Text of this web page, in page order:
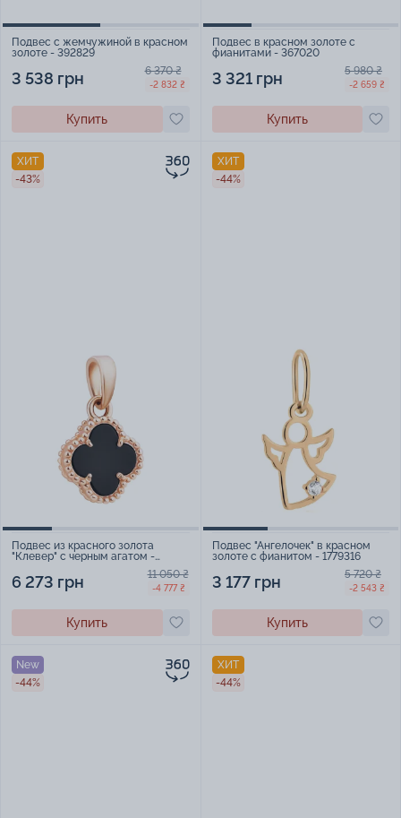
Подвес с жемчужиной в красном
золоте - 392829
3 538 грн 6 370 ₴
-2 832 ₴
Купить
Подвес в красном золоте с
фианитами - 367020
3 321 грн 5 980 ₴
-2 659 ₴
Купить
ХИТ
-43%
Подвес из красного золота
"Клевер" с черным агатом -
6 273 грн 11 050 ₴
-4 777 ₴
Купить
ХИТ
-44%
Подвес "Ангелочек" в красном
золоте с фианитом - 1779316
3 177 грн 5 720 ₴
-2 543 ₴
Купить
New
-44%
ХИТ
-44%